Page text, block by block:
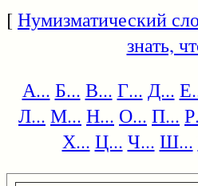
[Нумизматический
знать,
А... Б... В... Г... Д...
Л... М... Н... О... П...
Х... Ц... Ч... Ш...